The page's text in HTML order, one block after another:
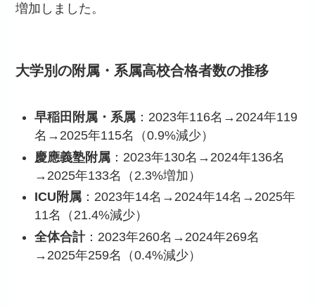
増加しました。
大学別の附属・系属高校合格者数の推移
早稲田附属・系属 ：2023年116名→2024年119
名→2025年115名（0.9%減少）
慶應義塾附属 ：2023年130名→2024年136名
→2025年133名（2.3%増加）
ICU附属 ：2023年14名→2024年14名→2025年
11名（21.4%減少）
全体合計：2023年260名→2024年269名
→2025年259名（0.4%減少）